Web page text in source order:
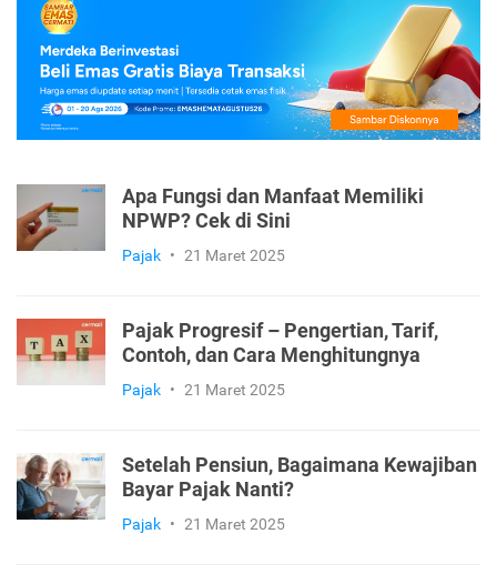
Apa Fungsi dan Manfaat Memiliki
NPWP? Cek di Sini
Pajak • 21 Maret 2025
Pajak Progresif – Pengertian, Tarif,
Contoh, dan Cara Menghitungnya
Pajak • 21 Maret 2025
Setelah Pensiun, Bagaimana Kewajiban
Bayar Pajak Nanti?
Pajak • 21 Maret 2025